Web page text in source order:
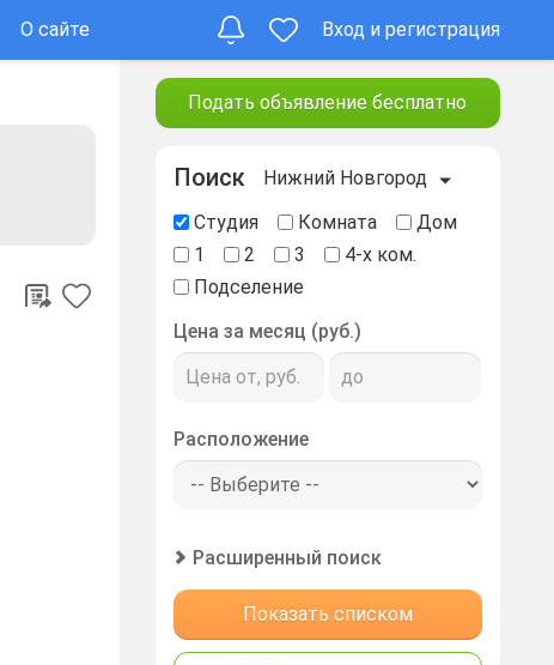
О сайте Вход и регистрация
Подать объявление бесплатно
Поиск
Нижний Новгород
Студия
Комната
Дом
1
2 3
4-х ком.
Подселение
Цена за месяц (руб.)
Расположение
Расширенный поиск
Показать списком